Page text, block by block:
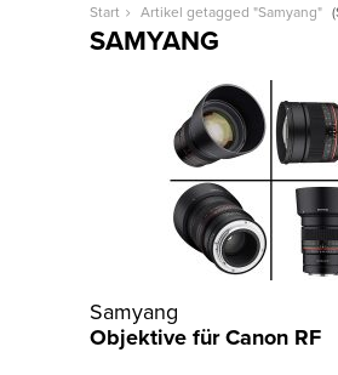
Start Artikel getagged "Samyang"
SAMYANG
Samyang
Objektive für Canon RF